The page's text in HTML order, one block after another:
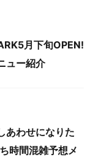
月下旬OPEN!
ュー紹介
あわせになりた
時間混雑予想メ